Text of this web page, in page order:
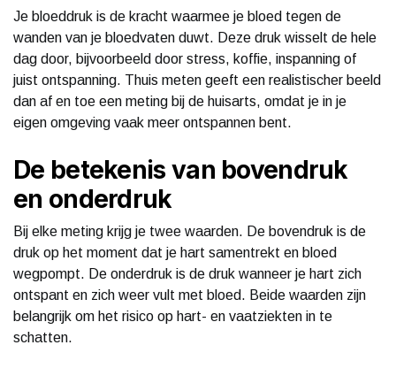
Je bloeddruk is de kracht waarmee je bloed tegen de
wanden van je bloedvaten duwt. Deze druk wisselt de hele
dag door, bijvoorbeeld door stress, koffie, inspanning of
juist ontspanning. Thuis meten geeft een realistischer beeld
dan af en toe een meting bij de huisarts, omdat je in je
eigen omgeving vaak meer ontspannen bent.
De betekenis van bovendruk
en onderdruk
Bij elke meting krijg je twee waarden. De bovendruk is de
druk op het moment dat je hart samentrekt en bloed
wegpompt. De onderdruk is de druk wanneer je hart zich
ontspant en zich weer vult met bloed. Beide waarden zijn
belangrijk om het risico op hart- en vaatziekten in te
schatten.